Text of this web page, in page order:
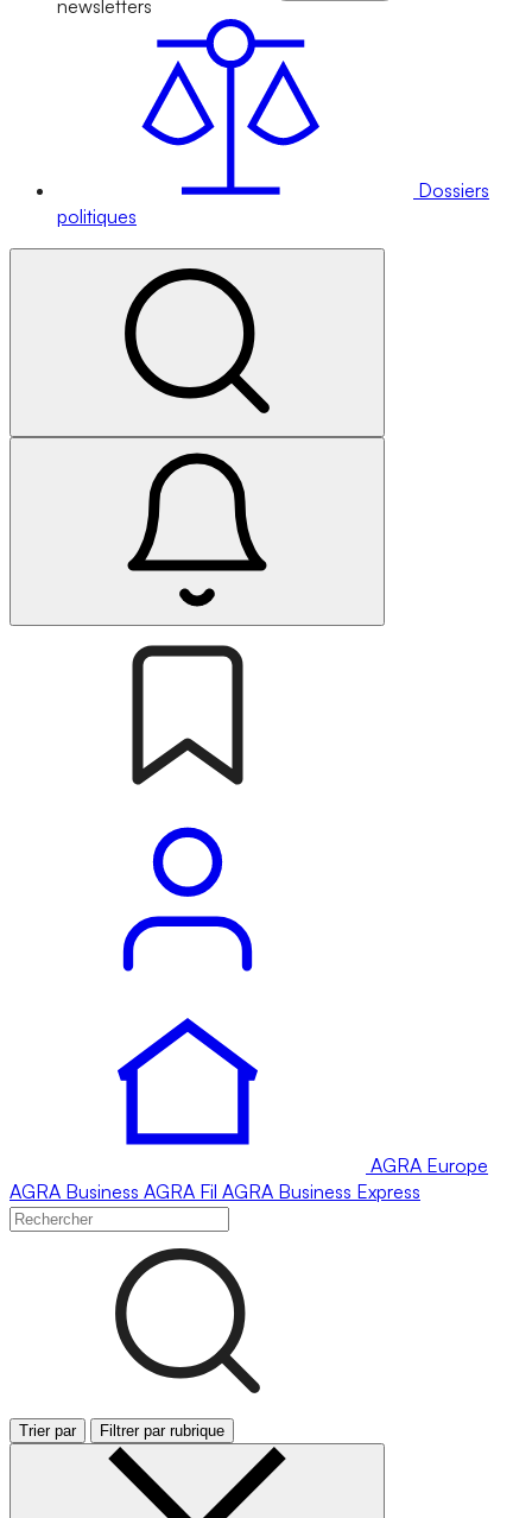
newsletters
Dossiers
politiques
AGRA Europe
AGRA Business AGRA Fil AGRA Business Express
Trier par Filtrer par rubrique